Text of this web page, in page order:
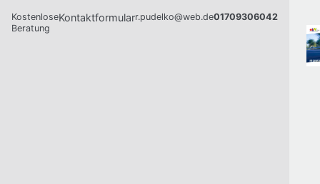
Kostenlose
Beratung
Kontaktformularr.pudelko@web.de01709306042